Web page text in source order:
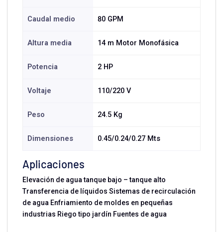
Caudal medio 80 GPM
Altura media 14 m Motor Monofásica
Potencia 2 HP
Voltaje 110/220 V
Peso 24.5 Kg
Dimensiones 0.45/0.24/0.27 Mts
Aplicaciones
Elevación de agua tanque bajo – tanque alto
Transferencia de líquidos Sistemas de recirculación
de agua Enfriamiento de moldes en pequeñas
industrias Riego tipo jardín Fuentes de agua